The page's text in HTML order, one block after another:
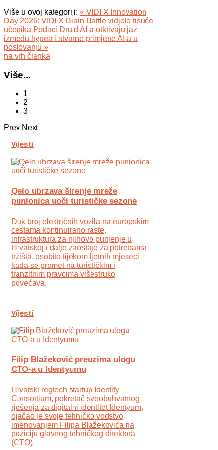
Više u ovoj kategoriji: « VIDI X Innovation
Day 2026: VIDI X Brain Battle vidjelo tisuće
učenika Podaci Druid AI-a otkrivaju jaz
između hypea i stvarne primjene AI-a u
poslovanju »
na vrh članka
Više...
1
2
3
Prev Next
Vijesti
Qelo ubrzava širenje mreže
punionica uoči turističke sezone
Dok broj električnih vozila na europskim
cestama kontinuirano raste,
infrastruktura za njihovo punjenje u
Hrvatskoj i dalje zaostaje za potrebama
tržišta, osobito tijekom ljetnih mjeseci
kada se promet na turističkim i
tranzitnim pravcima višestruko
povećava.
Vijesti
Filip Blažeković preuzima ulogu
CTO-a u Identyumu
Hrvatski regtech startup Identity
Consortium, pokretač sveobuhvatnog
rješenja za digitalni identitet Identyum,
ojаčao je svoje tehničko vodstvo
imenovanjem Filipa Blažekovića na
poziciju glavnog tehničkog direktora
(CTO).